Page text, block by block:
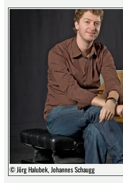
© Jörg Halubek, Johannes Schaugg